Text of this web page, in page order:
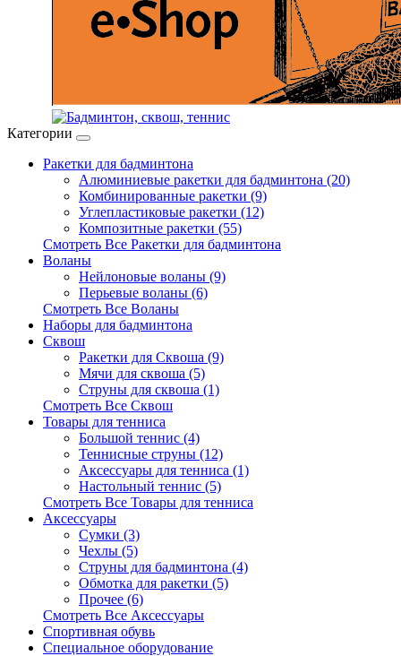
Категории
Ракетки для бадминтона
Алюминиевые ракетки для бадминтона (20)
Комбинированные ракетки (9)
Углепластиковые ракетки (12)
Композитные ракетки (55)
Смотреть Все Ракетки для бадминтона
Воланы
Нейлоновые воланы (9)
Перьевые воланы (6)
Смотреть Все Воланы
Наборы для бадминтона
Сквош
Ракетки для Сквоша (9)
Мячи для сквоша (5)
Cтруны для сквоша (1)
Смотреть Все Сквош
Товары для тенниса
Большой теннис (4)
Теннисные струны (12)
Аксессуары для тенниса (1)
Настольный теннис (5)
Смотреть Все Товары для тенниса
Аксессуары
Сумки (3)
Чехлы (5)
Струны для бадминтона (4)
Обмотка для ракетки (5)
Прочее (6)
Смотреть Все Аксессуары
Спортивная обувь
Специальное оборудование